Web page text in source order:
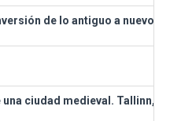
de lo antiguo a nuevo
ciudad medieval. Tallinn,